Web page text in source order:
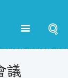
議